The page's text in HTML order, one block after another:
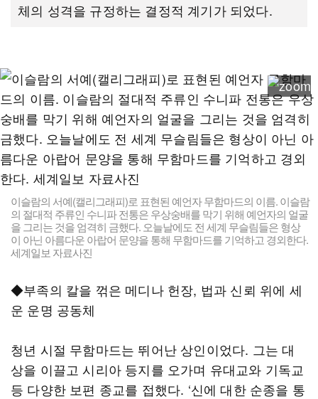
체의 성격을 규정하는 결정적 계기가 되었다.
이슬람의 서예(캘리그래피)로 표현된 예언자 무함마드의 이름. 이슬람
의 절대적 주류인 수니파 전통은 우상숭배를 막기 위해 예언자의 얼굴
을 그리는 것을 엄격히 금했다. 오늘날에도 전 세계 무슬림들은 형상
이 아닌 아름다운 아랍어 문양을 통해 무함마드를 기억하고 경외한다.
세계일보 자료사진
◆부족의 칼을 꺾은 메디나 헌장, 법과 신뢰 위에 세
운 운명 공동체
청년 시절 무함마드는 뛰어난 상인이었다. 그는 대
상을 이끌고 시리아 등지를 오가며 유대교와 기독교
등 다양한 보편 종교를 접했다. ‘신에 대한 순종을 통